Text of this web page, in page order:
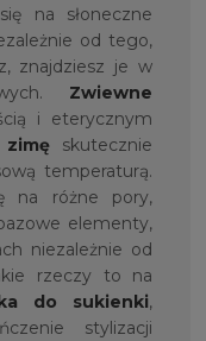
na słoneczne
od tego,
znajdziesz je w
Zwiewne
i eterycznym
skutecznie
temperaturą.
na różne pory,
elementy,
niezależnie od
rzeczy to na
do sukienki,
stylizacji